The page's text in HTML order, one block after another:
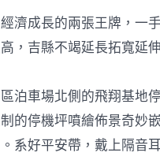
濟成長的兩張王牌，一
，吉縣不竭延長拓寬延
車場北側的飛翔基地停
的停機坪噴繪佈景奇妙
系好平安帶，戴上隔音